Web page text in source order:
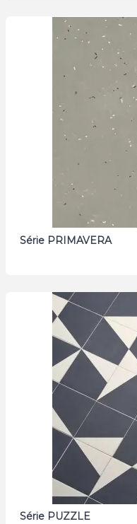
Série PRIMAVERA
Série PUZZLE